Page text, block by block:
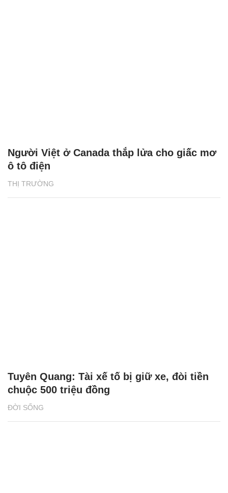
THỊ TRƯỜNG
Người Việt ở Canada thắp lửa cho giấc mơ
ô tô điện
ĐỜI SỐNG
Tuyên Quang: Tài xế tố bị giữ xe, đòi tiền
chuộc 500 triệu đồng